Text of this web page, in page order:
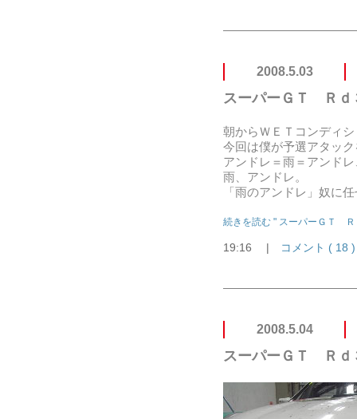
2008.5.03
スーパーＧＴ Ｒ
朝からＷＥＴコンディ
今回は僕が予選アタッ
アンドレ＝雨＝アンド
雨、アンドレ。
「雨のアンドレ」奴に
続きを読む " スーパーＧＴ
19:16 | コメント ( 18 )
2008.5.04
スーパーＧＴ Ｒ